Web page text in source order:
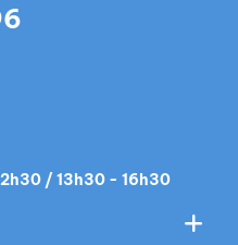
/ 13h30 - 16h30